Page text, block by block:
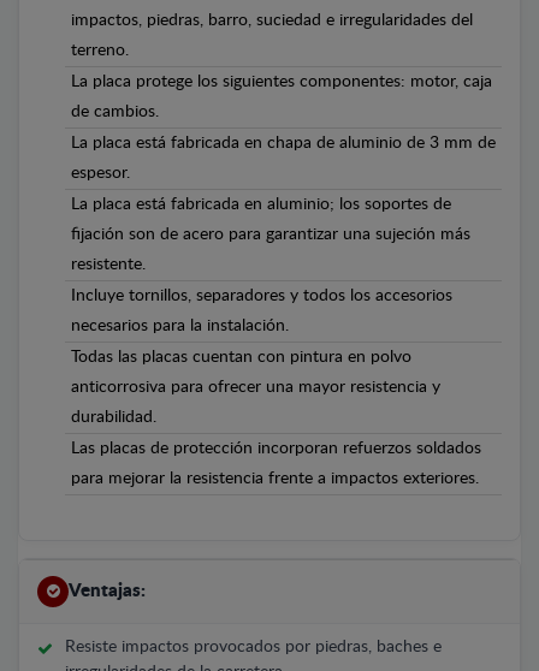
impactos, piedras, barro, suciedad e irregularidades del
terreno.
La placa protege los siguientes componentes: motor, caja
de cambios.
La placa está fabricada en chapa de aluminio de 3 mm de
espesor.
La placa está fabricada en aluminio; los soportes de
fijación son de acero para garantizar una sujeción más
resistente.
Incluye tornillos, separadores y todos los accesorios
necesarios para la instalación.
Todas las placas cuentan con pintura en polvo
anticorrosiva para ofrecer una mayor resistencia y
durabilidad.
Las placas de protección incorporan refuerzos soldados
para mejorar la resistencia frente a impactos exteriores.
Ventajas:
Resiste impactos provocados por piedras, baches e